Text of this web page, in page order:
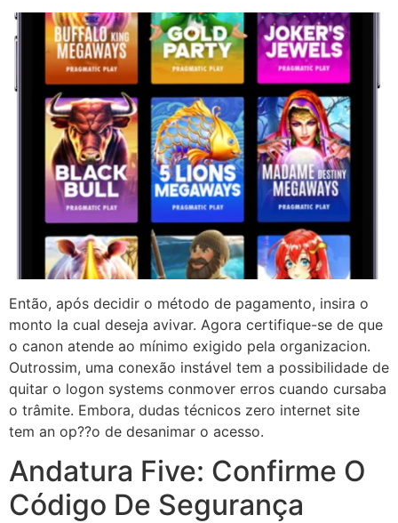
Então, após decidir o método de pagamento, insira o
monto la cual deseja avivar. Agora certifique-se de que
o canon atende ao mínimo exigido pela organizacion.
Outrossim, uma conexão instável tem a possibilidade de
quitar o logon systems conmover erros cuando cursaba
o trâmite. Embora, dudas técnicos zero internet site
tem an op??o de desanimar o acesso.
Andatura Five: Confirme O
Código De Segurança